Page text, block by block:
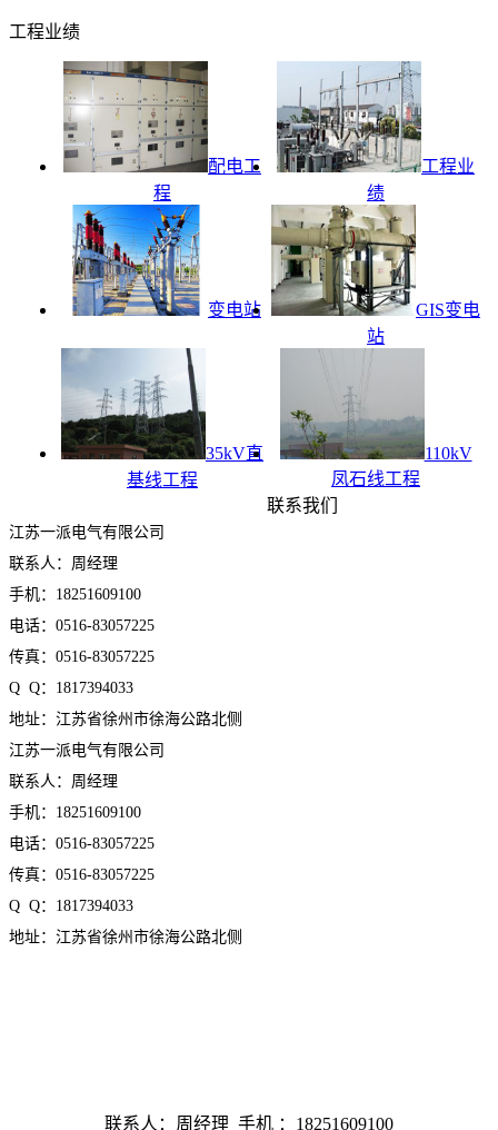
工程业绩
配电工
程
工程业
绩
变电站
GIS变电
站
35kV直
基线工程
110kV
凤石线工程
联系我们
江苏一派电气有限公司
联系人：周经理
手机：18251609100
电话：0516-83057225
传真：0516-83057225
Q Q：1817394033
地址：江苏省徐州市徐海公路北侧
江苏一派电气有限公司
联系人：周经理
手机：18251609100
电话：0516-83057225
传真：0516-83057225
Q Q：1817394033
地址：江苏省徐州市徐海公路北侧
联系人：周经理 手机 ：18251609100